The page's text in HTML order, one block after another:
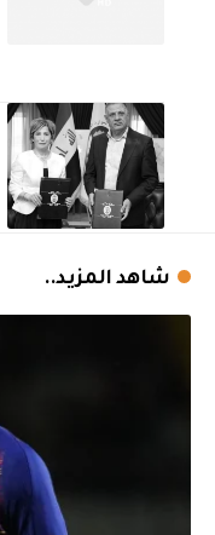
شاهد المزيد..